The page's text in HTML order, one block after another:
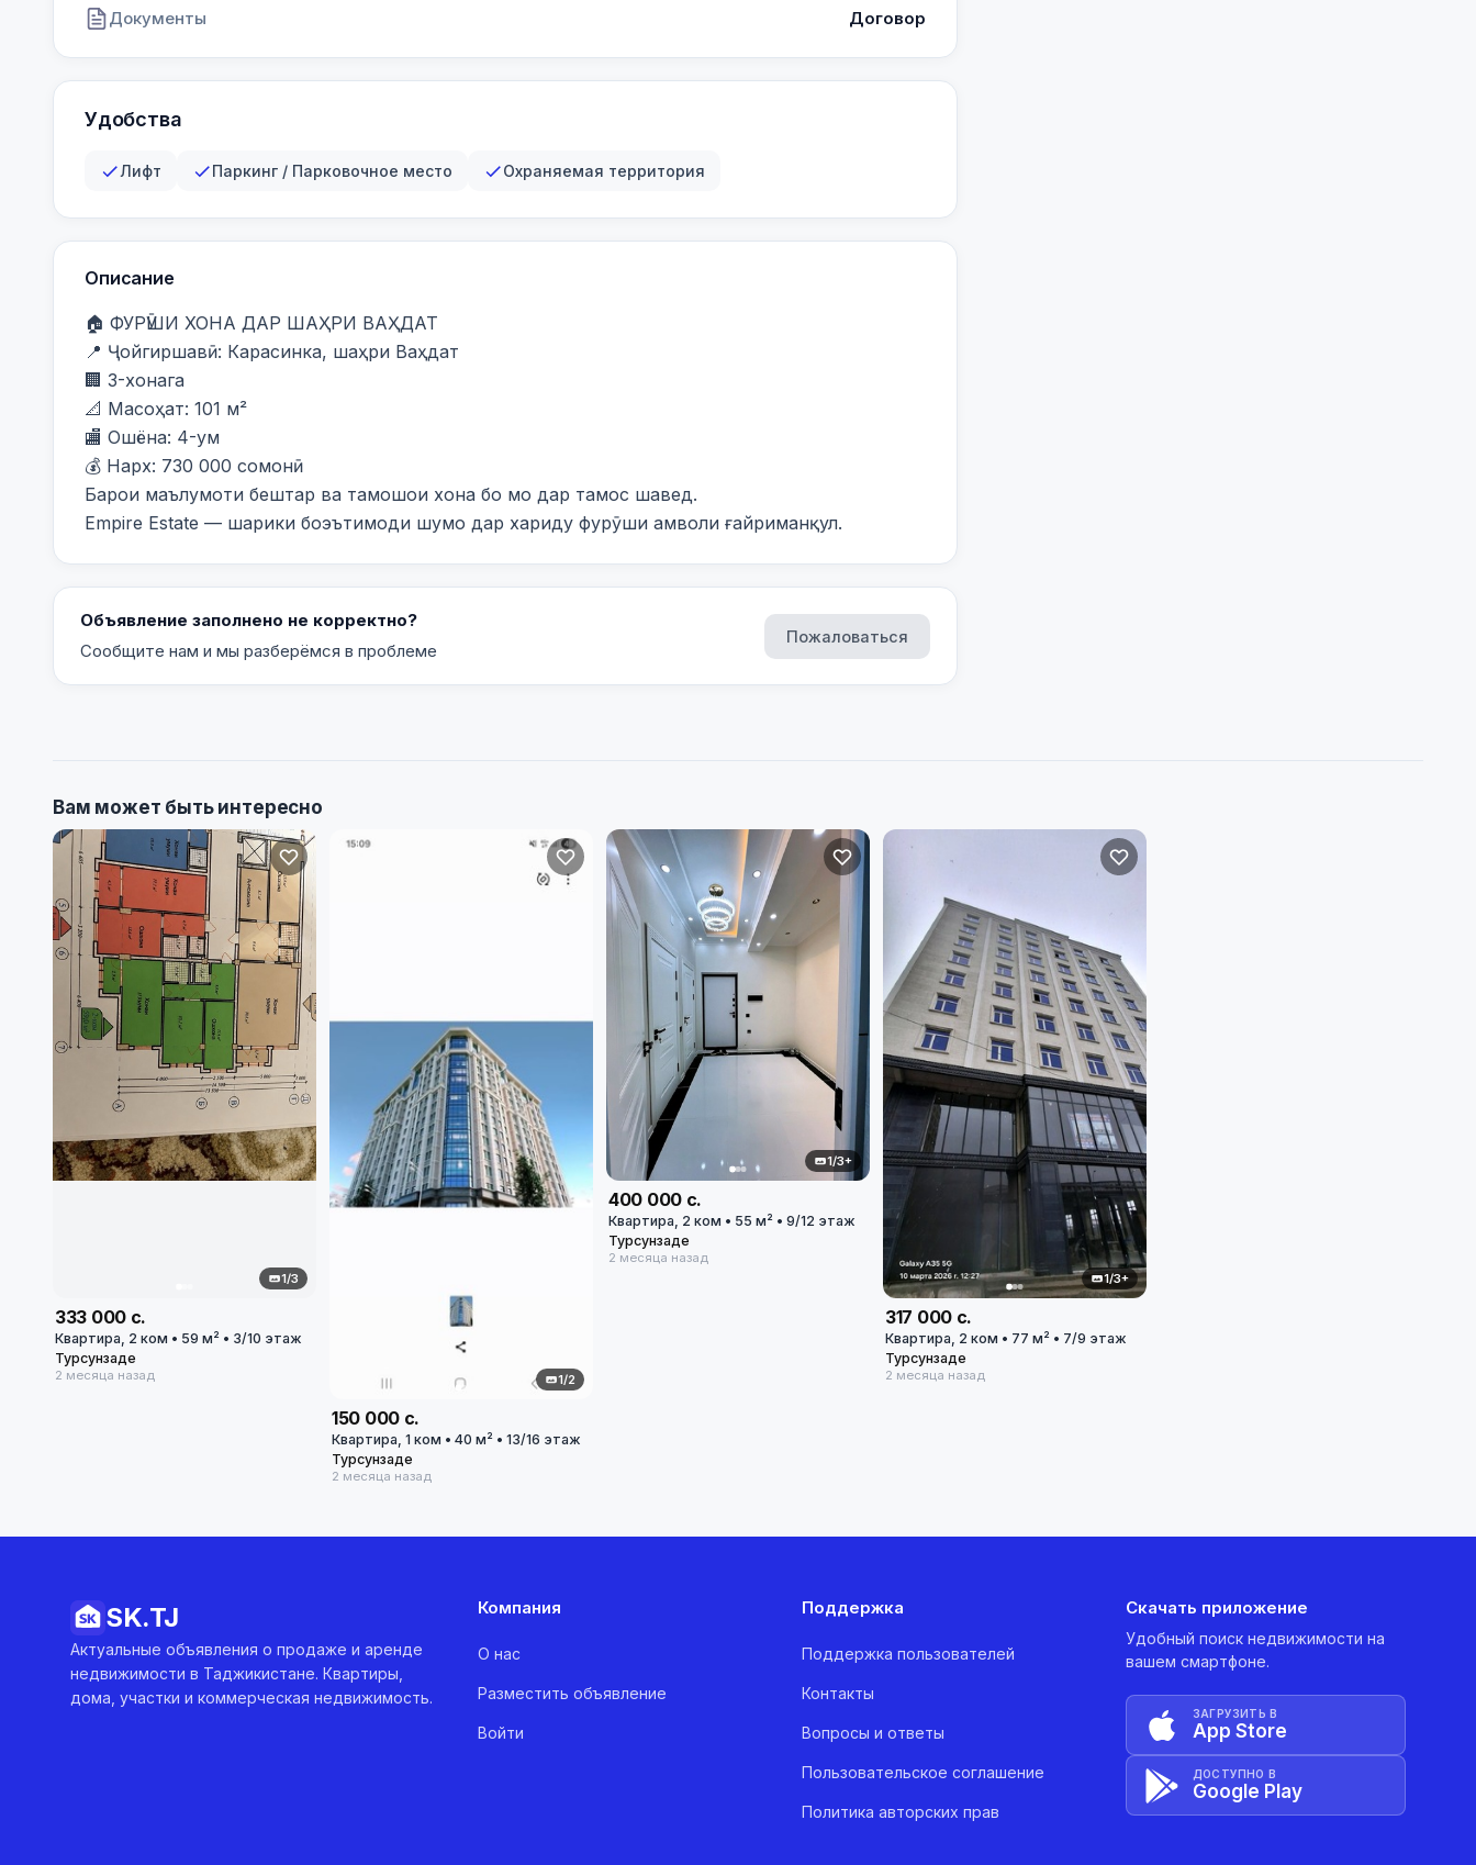
Документы Договор
Удобства
Лифт Паркинг / Парковочное место Охраняемая территория
Описание
🏠 ФУРӮШИ ХОНА ДАР ШАҲРИ ВАҲДАТ
📍 Ҷойгиршавӣ: Карасинка, шаҳри Ваҳдат
🏢 3-хонага
📐 Масоҳат: 101 м²
🏬 Ошёна: 4-ум
💰 Нарх: 730 000 сомонӣ
Барои маълумоти бештар ва тамошои хона бо мо дар тамос шавед.
Empire Estate — шарики боэътимоди шумо дар хариду фурӯши амволи ғайриманқул.
Объявление заполнено не корректно?
Сообщите нам и мы разберёмся в проблеме
Пожаловаться
Вам может быть интересно
1/3
333 000 с.
Квартира, 2 ком • 59 м² • 3/10 этаж
Турсунзаде
2 месяца назад 1/2
150 000 с.
Квартира, 1 ком • 40 м² • 13/16 этаж
Турсунзаде
2 месяца назад
1/3+
400 000 с.
Квартира, 2 ком • 55 м² • 9/12 этаж
Турсунзаде
2 месяца назад
1/3+
317 000 с.
Квартира, 2 ком • 77 м² • 7/9 этаж
Турсунзаде
2 месяца назад
SK.TJ
Актуальные объявления о продаже и аренде
недвижимости в Таджикистане. Квартиры,
дома, участки и коммерческая недвижимость.
Компания
О нас
Разместить объявление
Войти
Поддержка
Поддержка пользователей
Контакты
Вопросы и ответы
Пользовательское соглашение
Политика авторских прав
Скачать приложение
Удобный поиск недвижимости на
вашем смартфоне.
ЗАГРУЗИТЬ В
App Store
ДОСТУПНО В
Google Play